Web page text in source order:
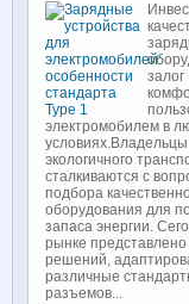
залог
электромобилем в
условиях.Владельцы
экологичного
сталкиваются с
подбора
оборудования для
запаса энергии.
рынке
решений,
различные
разъемов...